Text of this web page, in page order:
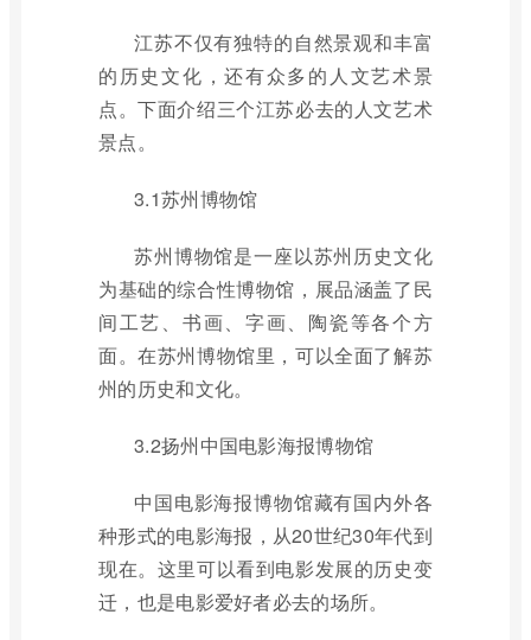
江苏不仅有独特的自然景观和丰富
的历史文化，还有众多的人文艺术景
点。下面介绍三个江苏必去的人文艺术
景点。
3.1苏州博物馆
苏州博物馆是一座以苏州历史文化
为基础的综合性博物馆，展品涵盖了民
间工艺、书画、字画、陶瓷等各个方
面。在苏州博物馆里，可以全面了解苏
州的历史和文化。
3.2扬州中国电影海报博物馆
中国电影海报博物馆藏有国内外各
种形式的电影海报，从20世纪30年代到
现在。这里可以看到电影发展的历史变
迁，也是电影爱好者必去的场所。